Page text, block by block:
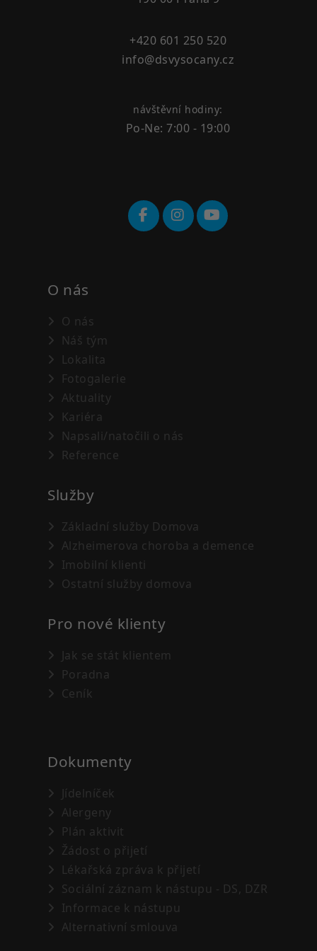
+420 601 250 520
info@dsvysocany.cz
návštěvní hodiny:
Po-Ne: 7:00 - 19:00
O nás
O nás
Náš tým
Lokalita
Fotogalerie
Aktuality
Kariéra
Napsali/natočili o nás
Reference
Služby
Základní služby Domova
Alzheimerova choroba a demence
Imobilní klienti
Ostatní služby domova
Pro nové klienty
Jak se stát klientem
Poradna
Ceník
Dokumenty
Jídelníček
Alergeny
Plán aktivit
Žádost o přijetí
Lékařská zpráva k přijetí
Sociální záznam k nástupu - DS, DZR
Informace k nástupu
Alternativní smlouva